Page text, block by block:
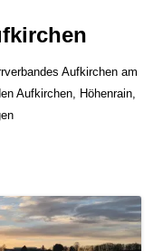
Aufkirchen am
Aufkirchen, Höhenrain,